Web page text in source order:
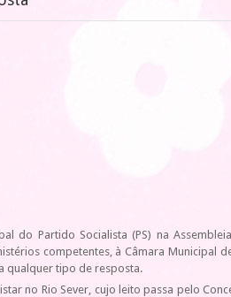
do Partido Socialista (PS) na
competentes, à Câmara Municipal
qualquer tipo de resposta.
no Rio Sever, cujo leito passa pelo